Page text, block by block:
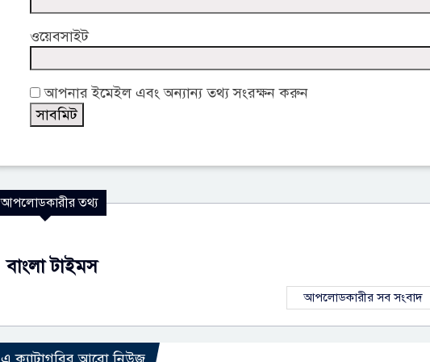
ওয়েবসাইট
আপনার ইমেইল এবং অন্যান্য তথ্য সংরক্ষন করুন
আপলোডকারীর তথ্য
বাংলা টাইমস
আপলোডকারীর সব সংবাদ